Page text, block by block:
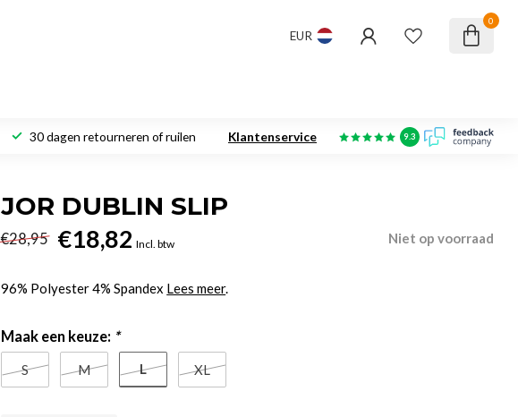
EUR
0
30 dagen retourneren of ruilen Klantenservice 9.3
JOR DUBLIN SLIP
€28,95 €18,82 Incl. btw Niet op voorraad
96% Polyester 4% Spandex Lees meer.
Maak een keuze: *
S M L XL